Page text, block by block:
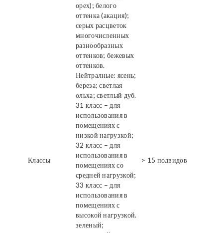
орех); белого
оттенка (акация);
серых расцветок
многочисленных
разнообразных
оттенков; бежевых
оттенков.
Нейтралные: ясень;
береза; светлая
ольха; светлый дуб.
Классы
31 класс – для
использования в
помещениях с
низкой нагрузкой;
32 класс – для
использования в
помещениях со
средней нагрузкой;
33 класс – для
использования в
помещениях с
высокой нагрузкой.
> 15 подвидов
зеленый;